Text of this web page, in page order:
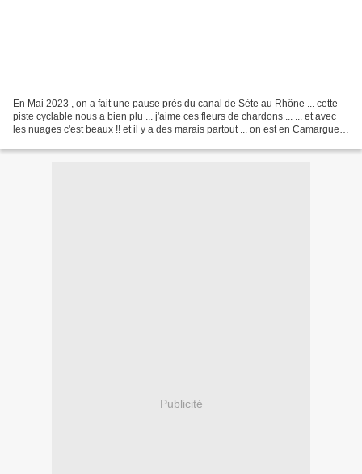
En Mai 2023 , on a fait une pause près du canal de Sète au Rhône ... cette
piste cyclable nous a bien plu ... j'aime ces fleurs de chardons ... ... et avec
les nuages c'est beaux !! et il y a des marais partout ... on est en Camargue !
Publicité